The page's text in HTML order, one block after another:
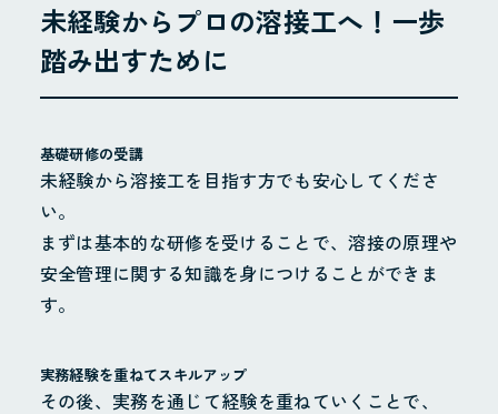
ホーム
未経験からプロの溶接工へ！一歩
踏み出すために
基礎研修の受講
未経験から溶接工を目指す方でも安心してくださ
い。
まずは基本的な研修を受けることで、溶接の原理や
安全管理に関する知識を身につけることができま
す。
実務経験を重ねてスキルアップ
その後、実務を通じて経験を重ねていくことで、